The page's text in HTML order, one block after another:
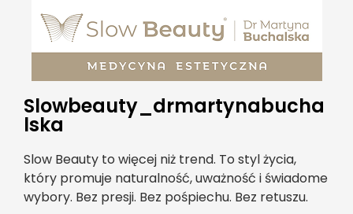
Slowbeauty_drmartynabucha
lska
Slow Beauty to więcej niż trend. To styl życia,
który promuje naturalność, uważność i świadome
wybory. Bez presji. Bez pośpiechu. Bez retuszu.